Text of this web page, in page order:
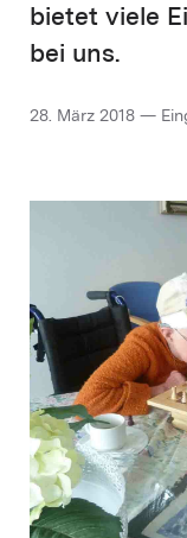
bietet viele
bei uns.
28. März 2018 —